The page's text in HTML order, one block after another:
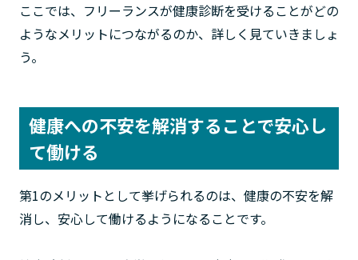
ここでは、フリーランスが健康診断を受けることがどの
ようなメリットにつながるのか、詳しく見ていきましょ
う。
健康への不安を解消することで安心し
て働ける
第1のメリットとして挙げられるのは、健康の不安を解
消し、安心して働けるようになることです。